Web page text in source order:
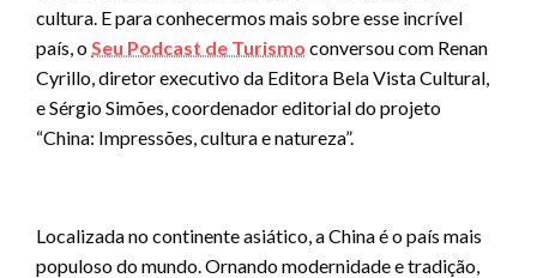
cultura. E para conhecermos mais sobre esse incrível
país, o Seu Podcast de Turismo conversou com Renan
Cyrillo, diretor executivo da Editora Bela Vista Cultural,
e Sérgio Simões, coordenador editorial do projeto
“China: Impressões, cultura e natureza”.
Localizada no continente asiático, a China é o país mais
populoso do mundo. Ornando modernidade e tradição,